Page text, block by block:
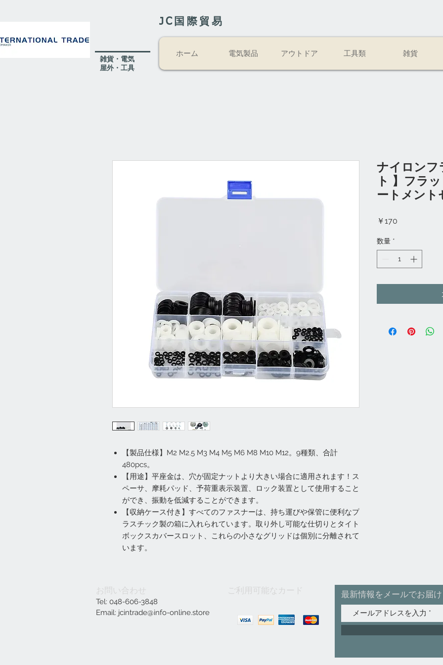
JC国際貿易
​雑貨・電気
​屋外・工具
ホーム 電気製品 アウトドア 工具類 雑貨
【製品仕様】M2 M2.5 M3 M4 M5 M6 M8 M10 M12。9種類、合計
480pcs。
【用途】平座金は、穴が固定ナットより大きい場合に適用されます！ス
ペーサ、摩耗パッド、予荷重表示装置、ロック装置として使用すること
ができ、振動を低減することができます。
【収納ケース付き】すべてのファスナーは、持ち運びや保管に便利なプ
ラスチック製の箱に入れられています。取り外し可能な仕切りとタイト
ボックスカバースロット、これらの小さなグリッドは個別に分離されて
います。
ナイロンフ
ト 】フラ
ートメント
￥170
数量 *
お問い合わせ
Tel: 048-606-3848
Email: jcintrade@info-online.store
ご利用可能なカード 最新情報をメールでお届